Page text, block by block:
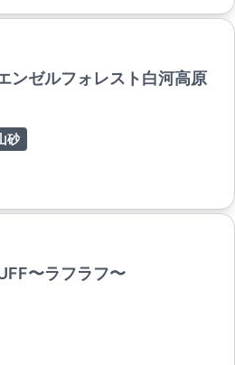
ンゼルフォレスト白河高原
砂
〜ラフラフ〜